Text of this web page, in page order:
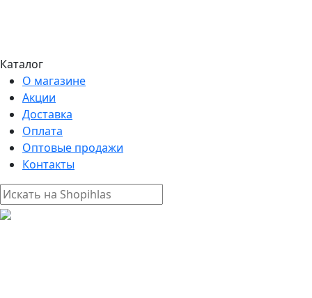
Каталог
О магазине
Акции
Доставка
Оплата
Оптовые продажи
Контакты